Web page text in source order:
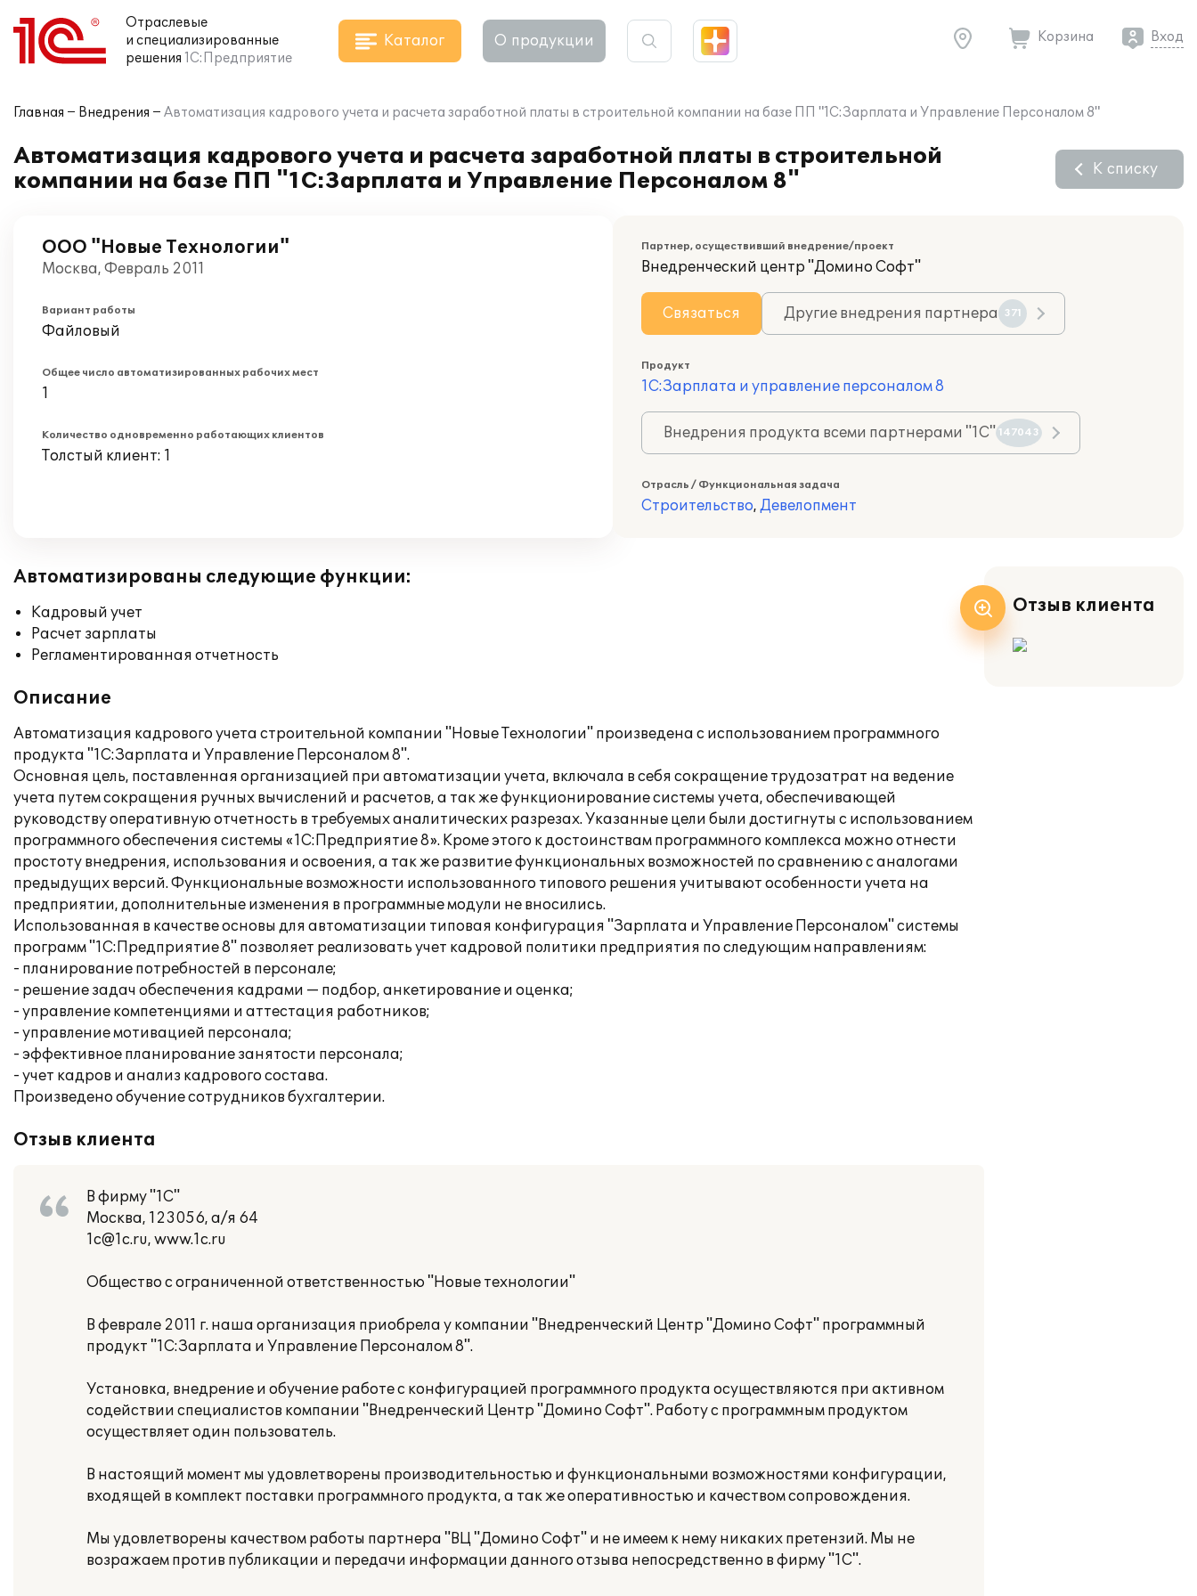
Отраслевые
и специализированные
решения 1С:Предприятие
Каталог О продукции Корзина Вход
Главная Внедрения Автоматизация кадрового учета и расчета заработной платы в строительной компании на базе ПП "1С:Зарплата и Управление Персоналом 8"
Автоматизация кадрового учета и расчета заработной платы в строительной
компании на базе ПП "1С:Зарплата и Управление Персоналом 8"
К списку
ООО "Новые Технологии"
Москва, Февраль 2011
Вариант работы
Файловый
Общее число автоматизированных рабочих мест
1
Количество одновременно работающих клиентов
Толстый клиент: 1
Партнер, осуществивший внедрение/проект
Внедренческий центр "Домино Софт"
Связаться Другие внедрения партнера 371
Продукт
1С:Зарплата и управление персоналом 8
Внедрения продукта всеми партнерами "1С" 147043
Отрасль / Функциональная задача
Строительство, Девелопмент
Автоматизированы следующие функции:
Кадровый учет
Расчет зарплаты
Регламентированная отчетность
Описание
Автоматизация кадрового учета строительной компании "Новые Технологии" произведена с использованием программного
продукта "1С:Зарплата и Управление Персоналом 8".
Основная цель, поставленная организацией при автоматизации учета, включала в себя сокращение трудозатрат на ведение
учета путем сокращения ручных вычислений и расчетов, а так же функционирование системы учета, обеспечивающей
руководству оперативную отчетность в требуемых аналитических разрезах. Указанные цели были достигнуты с использованием
программного обеспечения системы «1С:Предприятие 8». Кроме этого к достоинствам программного комплекса можно отнести
простоту внедрения, использования и освоения, а так же развитие функциональных возможностей по сравнению с аналогами
предыдущих версий. Функциональные возможности использованного типового решения учитывают особенности учета на
предприятии, дополнительные изменения в программные модули не вносились.
Использованная в качестве основы для автоматизации типовая конфигурация "Зарплата и Управление Персоналом" системы
программ "1С:Предприятие 8" позволяет реализовать учет кадровой политики предприятия по следующим направлениям:
- планирование потребностей в персонале;
- решение задач обеспечения кадрами — подбор, анкетирование и оценка;
- управление компетенциями и аттестация работников;
- управление мотивацией персонала;
- эффективное планирование занятости персонала;
- учет кадров и анализ кадрового состава.
Произведено обучение сотрудников бухгалтерии.
Отзыв клиента
В фирму "1С"
Москва, 123056, а/я 64
1c@1c.ru, www.1c.ru
Общество с ограниченной ответственностью "Новые технологии"
В феврале 2011 г. наша организация приобрела у компании "Внедренческий Центр "Домино Софт" программный
продукт "1С:Зарплата и Управление Персоналом 8".
Установка, внедрение и обучение работе с конфигурацией программного продукта осуществляются при активном
содействии специалистов компании "Внедренческий Центр "Домино Софт". Работу с программным продуктом
осуществляет один пользователь.
В настоящий момент мы удовлетворены производительностью и функциональными возможностями конфигурации,
входящей в комплект поставки программного продукта, а так же оперативностью и качеством сопровождения.
Мы удовлетворены качеством работы партнера "ВЦ "Домино Софт" и не имеем к нему никаких претензий. Мы не
возражаем против публикации и передачи информации данного отзыва непосредственно в фирму "1С".
Отзыв клиента